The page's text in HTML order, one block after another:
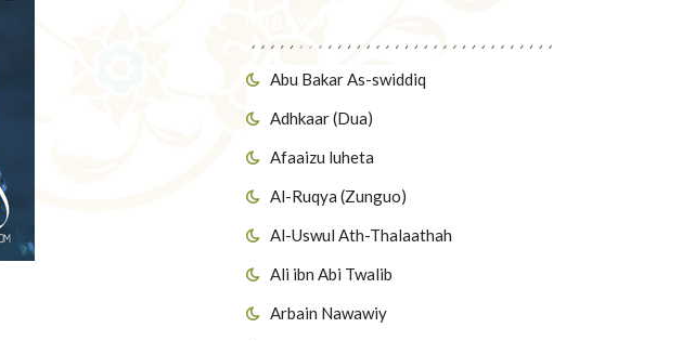
Abu Bakar As-swiddiq
Adhkaar (Dua)
Afaaizu luheta
Al-Ruqya (Zunguo)
Al-Uswul Ath-Thalaathah
Ali ibn Abi Twalib
Arbain Nawawiy